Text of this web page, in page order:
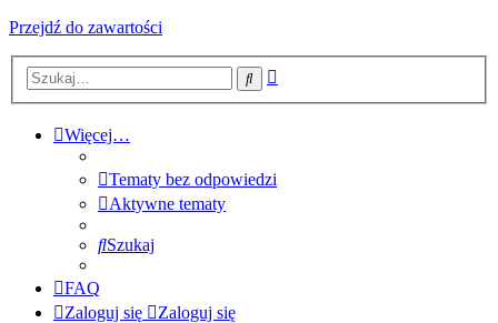
Przejdź do zawartości
Szukaj
Więcej…
Tematy bez odpowiedzi
Aktywne tematy
Szukaj
FAQ
Zaloguj się
Zaloguj się